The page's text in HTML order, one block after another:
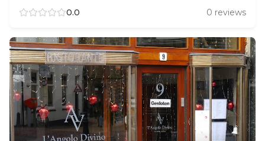
0.0 0 reviews